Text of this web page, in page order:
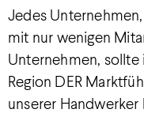
Jedes
mit nur wenigen
Unternehmen, sollte
Region DER
unserer